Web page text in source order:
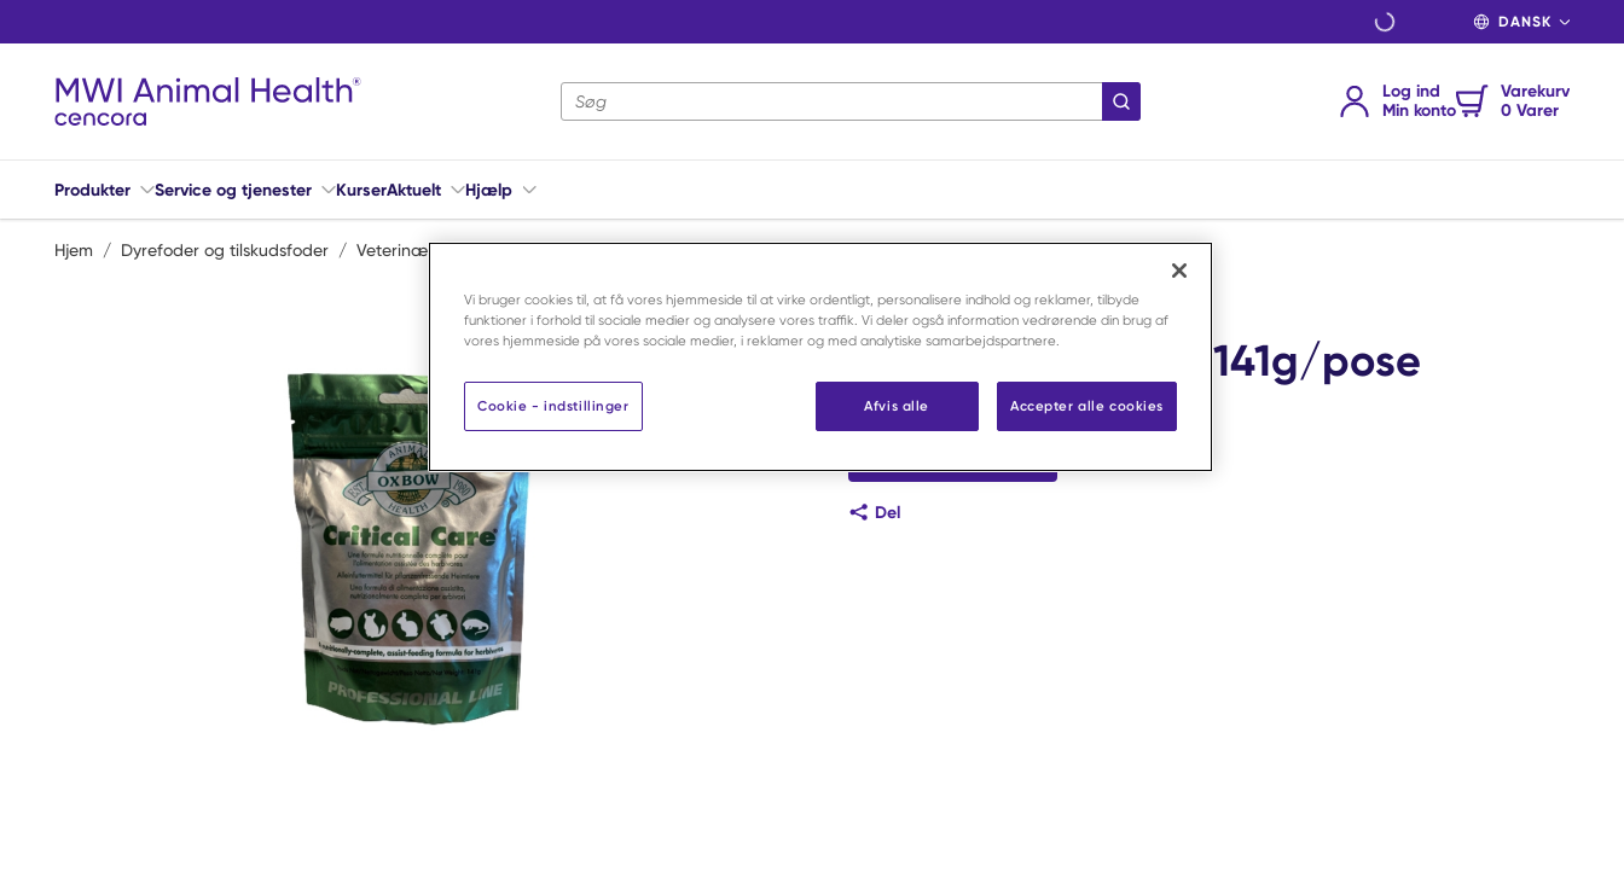
SPROG
Webstedssøgning
indsend søgning
Log ind
Min konto
Varekurv
0 Varer
Produkter Service og tjenester KurserAktuelt Hjælp
Hjem / Dyrefoder og tilskudsfoder / Veterinærfoder / Genopretning / Critical Care Anis 141g/pose
Oxbow
Critical Care Anis 141g/pose
Varenr: F620336
Del
Vi bruger cookies til, at få vores hjemmeside til at virke ordentligt, personalisere indhold og reklamer, tilbyde
funktioner i forhold til sociale medier og analysere vores traffik. Vi deler også information vedrørende din brug af
vores hjemmeside på vores sociale medier, i reklamer og med analytiske samarbejdspartnere.
Afvis alle Accepter alle cookies
Cookie - indstillinger